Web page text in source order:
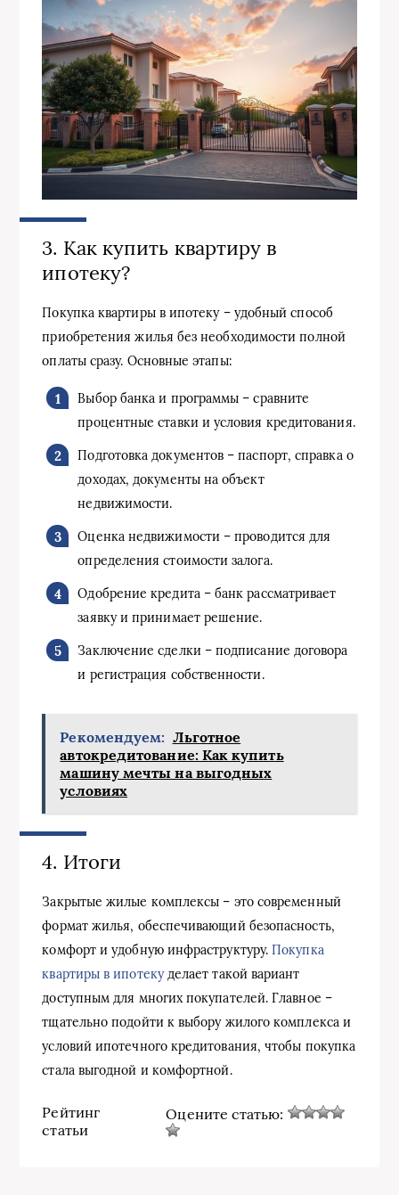
3. Как купить квартиру в
ипотеку?
Покупка квартиры в ипотеку – удобный способ
приобретения жилья без необходимости полной
оплаты сразу. Основные этапы:
Выбор банка и программы – сравните
процентные ставки и условия кредитования.
Подготовка документов – паспорт, справка о
доходах, документы на объект
недвижимости.
Оценка недвижимости – проводится для
определения стоимости залога.
Одобрение кредита – банк рассматривает
заявку и принимает решение.
Заключение сделки – подписание договора
и регистрация собственности.
Рекомендуем: Льготное
автокредитование: Как купить
машину мечты на выгодных
условиях
4. Итоги
Закрытые жилые комплексы – это современный
формат жилья, обеспечивающий безопасность,
комфорт и удобную инфраструктуру.Покупка
квартиры в ипотекуделает такой вариант
доступным для многих покупателей. Главное –
тщательно подойти к выбору жилого комплекса и
условий ипотечного кредитования, чтобы покупка
стала выгодной и комфортной.
Рейтинг
статьи
Оцените статью: